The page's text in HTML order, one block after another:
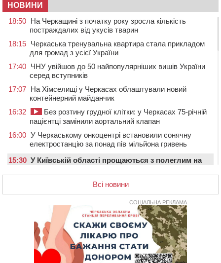
НОВИНИ
18:50 На Черкащині з початку року зросла кількість
постраждалих від укусів тварин
18:15 Черкаська тренувальна квартира стала прикладом
для громад з усієї України
17:40 ЧНУ увійшов до 50 найпопулярніших вишів України
серед вступників
17:07 На Хімселищі у Черкасах облаштували новий
контейнерний майданчик
16:32
Без розтину грудної клітки: у Черкасах 75-річній
пацієнтці замінили аортальний клапан
16:00 У Черкаському онкоцентрі встановили сонячну
електростанцію за понад пів мільйона гривень
15:30 У Київській області прощаються з полеглим на
У Черкасах містяни через нову скляну зупинку і
вирізані дерева потерпають від спеки: Бондаренко
обіцяє масштабне озеленення
Провокував конфлікт і зачинився в автівці: у ТЦК
прокоментували скандал із затриманням
чоловіка у Тальному
У Тальному працівники ТЦК вибили вікно і
Всі новини
СОЦІАЛЬНА РЕКЛАМА